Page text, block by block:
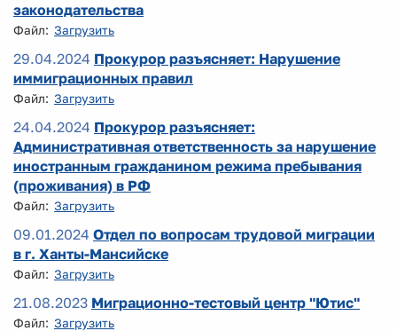
законодательства
Файл: Загрузить
29.04.2024 Прокурор разъясняет: Нарушение
иммиграционных правил
Файл: Загрузить
24.04.2024 Прокурор разъясняет:
Административная ответственность за нарушение
иностранным гражданином режима пребывания
(проживания) в РФ
Файл: Загрузить
09.01.2024 Отдел по вопросам трудовой миграции
в г. Ханты-Мансийске
Файл: Загрузить
21.08.2023 Миграционно-тестовый центр "Ютис"
Файл: Загрузить